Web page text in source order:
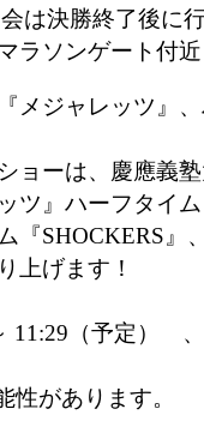
は決勝終了後に
ラソンゲート付
メジャレッツ』
ョーは、慶應義
ツ』ハーフタイ
『SHOCKERS』
上げます！
11:29（予定）
があります。